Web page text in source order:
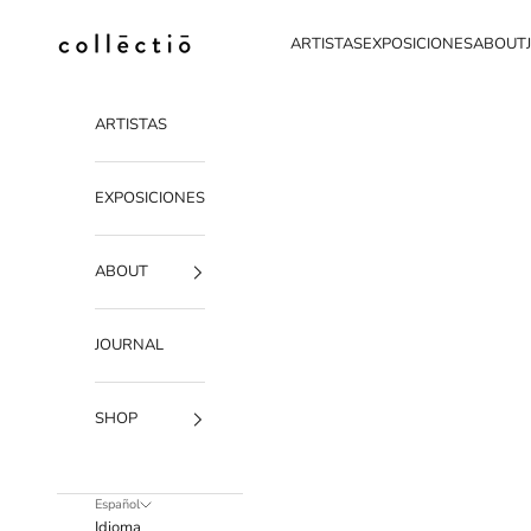
Collectio-collectio
ARTISTASEXPOSICIONESABOUT
ARTISTAS
EXPOSICIONES
ABOUT
JOURNAL
SHOP
Español